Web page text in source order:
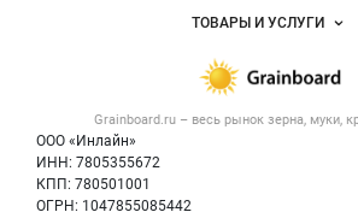
Grainboard.ru – весь рынок зерна, муки,
ООО «Инлайн»
ИНН: 7805355672
КПП: 780501001
ОГРН: 1047855085442
Размещение рекламы
Публичная оферта
Контактная информация
Политика обработки
Объявления
Новости рынка
ТОВАРЫ И УСЛУГИ
Крупы
Мука